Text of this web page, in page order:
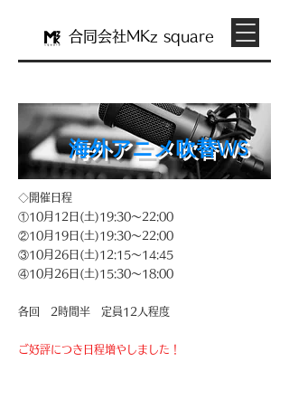
合同会社M Kz square
​海外アニメ吹替WS
◇開催日程
①10月12日(土)19:30～22:00
②10月19日(土)19:30～22:00
③10月26日(土)12:15～14:45
④10月26日(土)15:30～18:00
各回 2時間半 定員12人程度
ご好評につき日程増やしました！